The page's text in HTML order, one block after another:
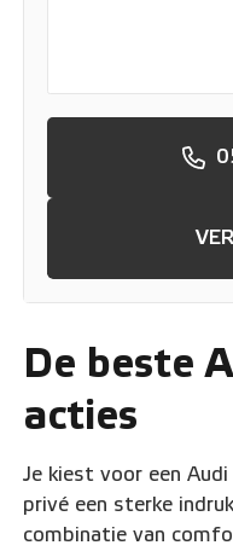
De beste
acties
Je kiest voor een
privé een sterke
combinatie van